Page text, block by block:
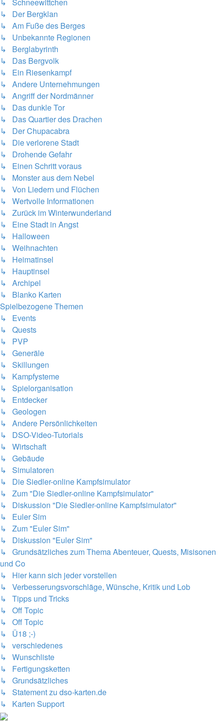
↳ Der Bergklan
↳ Am Fuße des Berges
↳ Unbekannte Regionen
↳ Berglabyrinth
↳ Das Bergvolk
↳ Ein Riesenkampf
↳ Andere Unternehmungen
↳ Angriff der Nordmänner
↳ Das dunkle Tor
↳ Das Quartier des Drachen
↳ Der Chupacabra
↳ Die verlorene Stadt
↳ Drohende Gefahr
↳ Einen Schritt voraus
↳ Monster aus dem Nebel
↳ Von Liedern und Flüchen
↳ Wertvolle Informationen
↳ Zurück im Winterwunderland
↳ Eine Stadt in Angst
↳ Halloween
↳ Weihnachten
↳ Heimatinsel
↳ Hauptinsel
↳ Archipel
↳ Blanko Karten
Spielbezogene Themen
↳ Events
↳ Quests
↳ PVP
↳ Generäle
↳ Skillungen
↳ Kampfysteme
↳ Spielorganisation
↳ Entdecker
↳ Geologen
↳ Andere Persönlichkeiten
↳ DSO-Video-Tutorials
↳ Wirtschaft
↳ Gebäude
↳ Simulatoren
↳ Die Siedler-online Kampfsimulator
↳ Zum "Die Siedler-online Kampfsimulator"
↳ Diskussion "Die Siedler-online Kampfsimulator"
↳ Euler Sim
↳ Zum "Euler Sim"
↳ Diskussion "Euler Sim"
↳ Grundsätzliches zum Thema Abenteuer, Quests, Misisonen
und Co
↳ Hier kann sich jeder vorstellen
↳ Verbesserungsvorschläge, Wünsche, Kritik und Lob
↳ Tipps und Tricks
↳ Off Topic
↳ Off Topic
↳ Ü18 ;-)
↳ verschiedenes
↳ Wunschliste
↳ Fertigungsketten
↳ Grundsätzliches
↳ Statement zu dso-karten.de
↳ Karten Support